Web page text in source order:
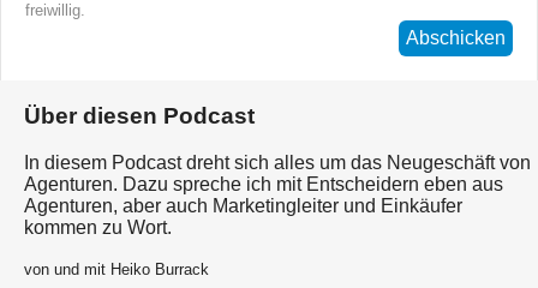
freiwillig.
Abschicken
Über diesen Podcast
In diesem Podcast dreht sich alles um das Neugeschäft von
Agenturen. Dazu spreche ich mit Entscheidern eben aus
Agenturen, aber auch Marketingleiter und Einkäufer
kommen zu Wort.
von und mit Heiko Burrack